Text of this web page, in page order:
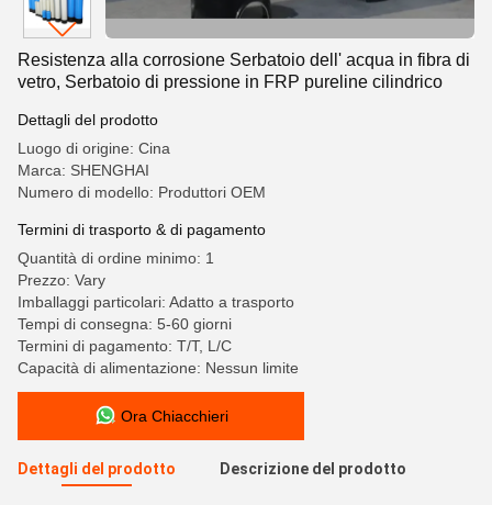
Resistenza alla corrosione Serbatoio dell' acqua in fibra di
vetro, Serbatoio di pressione in FRP pureline cilindrico
Dettagli del prodotto
Luogo di origine: Cina
Marca: SHENGHAI
Numero di modello: Produttori OEM
Termini di trasporto & di pagamento
Quantità di ordine minimo: 1
Prezzo: Vary
Imballaggi particolari: Adatto a trasporto
Tempi di consegna: 5-60 giorni
Termini di pagamento: T/T, L/C
Capacità di alimentazione: Nessun limite
Ora Chiacchieri
Dettagli del prodotto Descrizione del prodotto